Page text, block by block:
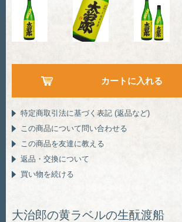
特定商取引法に基づく表記 (返品など)
この商品について問い合わせる
この商品を友達に教える
返品・交換について
買い物を続ける
大治郎の黄ラベルの生酛渡船